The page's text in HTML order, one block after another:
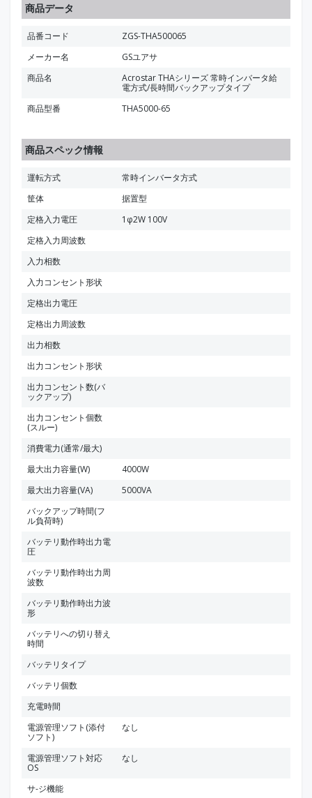
商品データ
品番コード
ZGS-THA500065
メーカー名
GSユアサ
商品名
Acrostar THAシリーズ 常時インバータ給
電方式/長時間バックアップタイプ
商品型番
THA5000-65
商品スペック情報
運転方式
常時インバータ方式
筐体
据置型
定格入力電圧
1φ2W 100V
定格入力周波数
入力相数
入力コンセント形状
定格出力電圧
定格出力周波数
出力相数
出力コンセント形状
出力コンセント数(バ
ックアップ)
出力コンセント個数
(スルー)
消費電力(通常/最大)
最大出力容量(W)
4000W
最大出力容量(VA)
5000VA
バックアップ時間(フ
ル負荷時)
バッテリ動作時出力電
圧
バッテリ動作時出力周
波数
バッテリ動作時出力波
形
バッテリへの切り替え
時間
バッテリタイプ
バッテリ個数
充電時間
電源管理ソフト(添付
ソフト)
なし
電源管理ソフト対応
OS
なし
サ-ジ機能